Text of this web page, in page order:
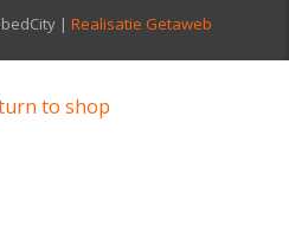
| Realisatie Getaweb
to shop